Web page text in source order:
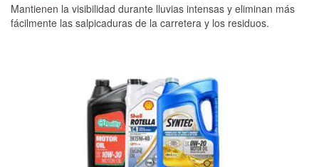
Mantienen la visibilidad durante lluvias intensas y eliminan más
fácilmente las salpicaduras de la carretera y los residuos.